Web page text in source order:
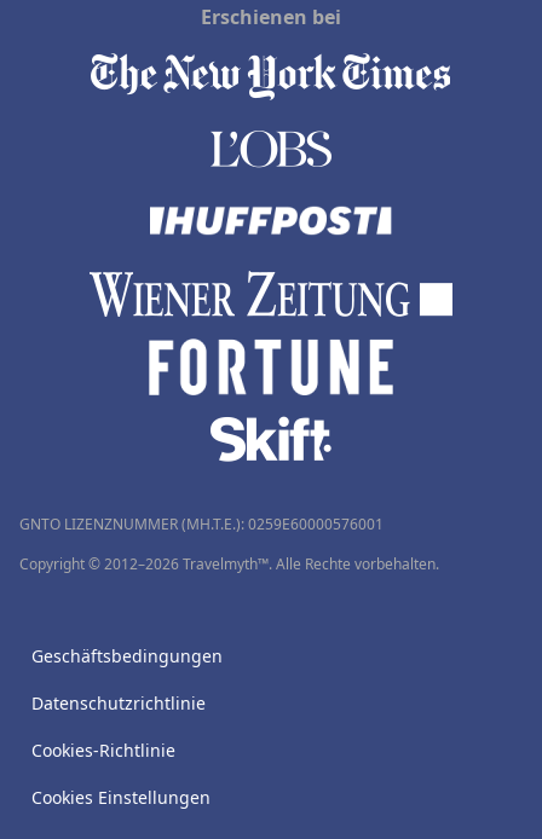
Erschienen bei
GNTO LIZENZNUMMER (MH.T.E.): 0259Ε60000576001
Copyright © 2012–2026 Travelmyth™. Alle Rechte vorbehalten.
Geschäftsbedingungen
Datenschutzrichtlinie
Cookies-Richtlinie
Cookies Einstellungen